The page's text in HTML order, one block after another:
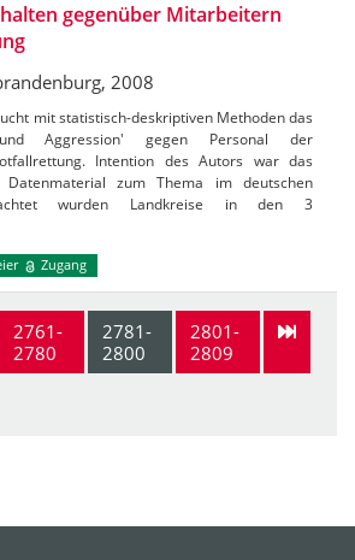
gegenüber Mitarbeitern
2008
mit statistisch-deskriptiven Methoden das
Aggression' gegen Personal der
Intention des Autors war das
Datenmaterial zum Thema im deutschen
wurden Landkreise in den 3
Zugang
2761-
2780
2781-
2800
2801-
2809